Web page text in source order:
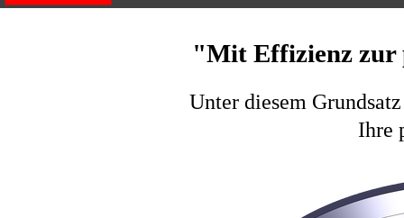
"Mit Effizienz zur
Unter diesem
Ihre